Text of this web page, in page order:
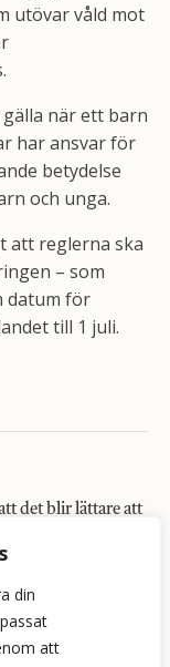
din
att
utövar våld mot
när ett barn
har ansvar för
betydelse
och unga.
att reglerna ska
– som
datum för
till 1 juli.
det blir lättare att
med fokus på